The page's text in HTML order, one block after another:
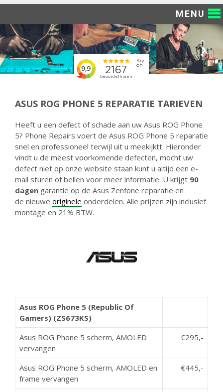
ASUS ROG PHONE 5 REPARATIE TARIEVEN
Heeft u een defect of schade aan uw Asus ROG Phone
5? Phone Repairs voert de Asus ROG Phone 5 reparatie
snel en professioneel terwijl uit u meekijktt. Hieronder
vindt u de meest voorkomende defecten, mocht uw
defect niet op onze website staan kunt u altijd een e-
mail sturen of bellen voor meer informatie. U krijgt 90
dagen garantie op de Asus Zenfone reparatie en
de nieuwe originele onderdelen. Alle prijzen zijn inclusief
montage en 21% BTW.
Asus ROG Phone 5 (Republic Of
Gamers) (ZS673KS)
Asus ROG Phone 5 scherm, AMOLED
vervangen
€295,-
Asus ROG Phone 5 scherm, AMOLED en
frame vervangen
€445,-